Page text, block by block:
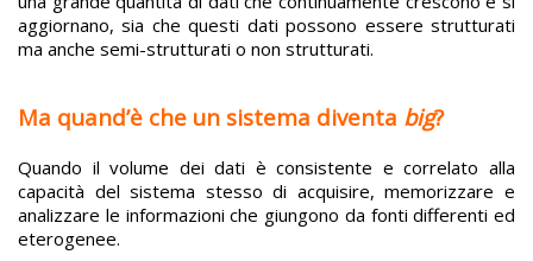
aggiornano, sia che questi dati possono essere strutturati
ma anche semi-strutturati o non strutturati.
Ma quand’è che un sistema diventa big?
Quando il volume dei dati è consistente e correlato alla
capacità del sistema stesso di acquisire, memorizzare e
analizzare le informazioni che giungono da fonti differenti ed
eterogenee.